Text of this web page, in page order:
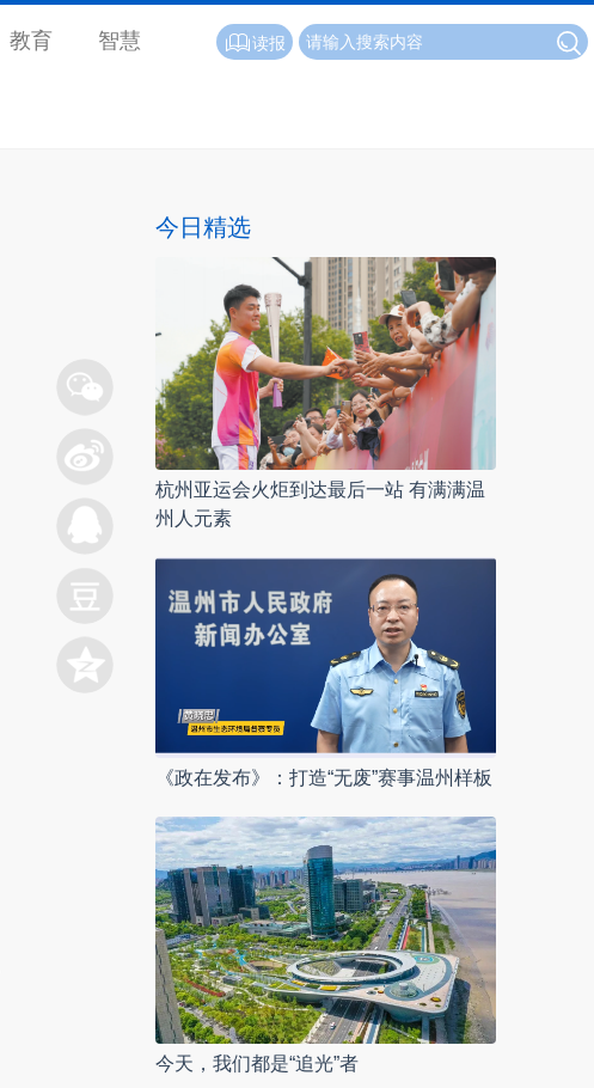
教育 智慧 读报
今日精选
杭州亚运会火炬到达最后一站 有满满温
州人元素
《政在发布》：打造“无废”赛事温州样板
今天，我们都是“追光”者